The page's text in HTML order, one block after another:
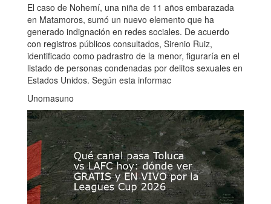
El caso de Nohemí, una niña de 11 años embarazada
en Matamoros, sumó un nuevo elemento que ha
generado indignación en redes sociales. De acuerdo
con registros públicos consultados, Sirenio Ruiz,
identificado como padrastro de la menor, figuraría en el
listado de personas condenadas por delitos sexuales en
Estados Unidos. Según esta informac
Unomasuno